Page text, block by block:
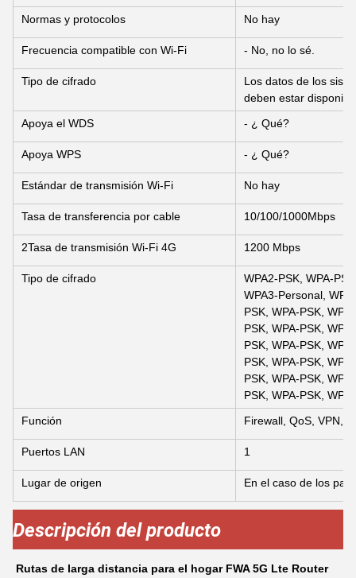
Normas y protocolos No hay
Frecuencia compatible con Wi-Fi - No, no lo sé.
Tipo de cifrado
Los datos de los
deben estar
Apoya el WDS
- ¿ Qué?
Apoya WPS - ¿ Qué?
Estándar de transmisión Wi-Fi No hay
Tasa de transferencia por cable 10/100/1000Mbps
2Tasa de transmisión Wi-Fi 4G 1200 Mbps
Tipo de cifrado
WPA2-PSK, WPA-
WPA3-Personal,
PSK, WPA-PSK,
PSK, WPA-PSK,
PSK, WPA-PSK,
PSK, WPA-PSK,
PSK, WPA-PSK,
PSK, WPA-PSK,
Función
Firewall, QoS, VPN,
Puertos LAN 1
Lugar de origen En el caso de los
Descripción del producto
Rutas de larga distancia para el hogar FWA 5G Lte Router